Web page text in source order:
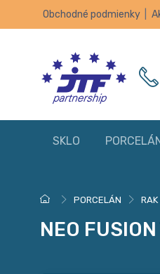
Obchodné podmienky
SKLO
PORCELÁN
NEO